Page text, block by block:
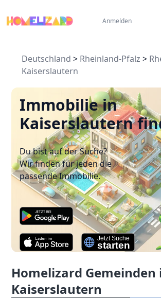
Anmelden
Deutschland > Rheinland-Pfalz >
Kaiserslautern
Immobilie in
Kaiserslautern
Du bist auf der Suche?
Wir finden für jeden die
passende Immobilie.
Homelizard Gemeinden
Kaiserslautern